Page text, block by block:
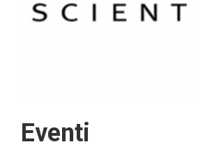
Eventi